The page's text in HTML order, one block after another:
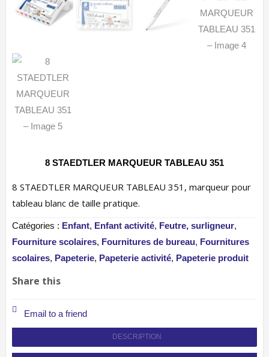
8 STAEDTLER MARQUEUR TABLEAU 351
8 STAEDTLER MARQUEUR TABLEAU 351, marqueur pour
tableau blanc de taille pratique.
Catégories : Enfant, Enfant activité, Feutre, surligneur,
Fourniture scolaires, Fournitures de bureau, Fournitures
scolaires, Papeterie, Papeterie activité, Papeterie produit
Share this
Email to a friend
DESCRIPTION